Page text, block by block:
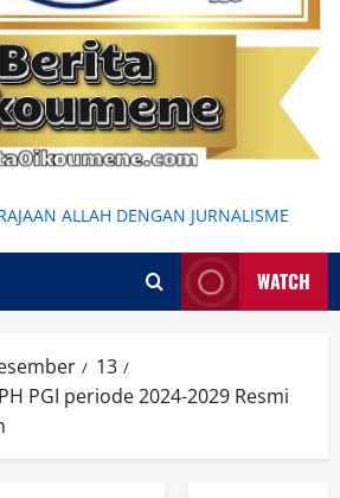
ALLAH DENGAN JURNALISME
WATCH
13
PGI periode 2024-2029 Resmi